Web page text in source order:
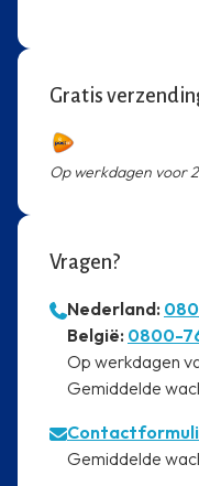
Gratis
Op werkdagen voor
Vragen?
Nederland:
⁠België: 0800-
⁠Op werkdagen
⁠Gemiddelde
⁠Gemiddelde